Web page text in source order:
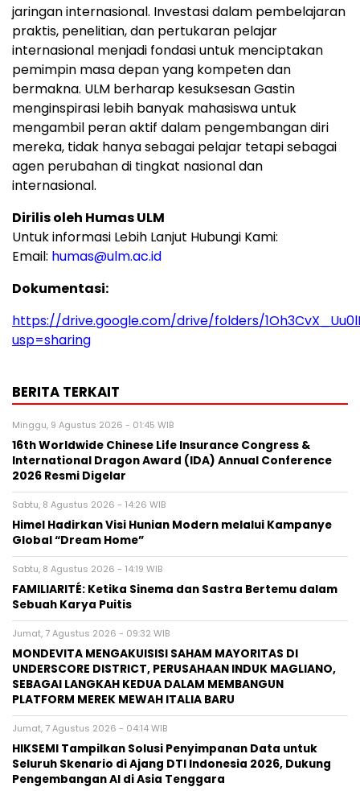
jaringan internasional. Investasi dalam pembelajaran
praktis, penelitian, dan pertukaran pelajar
internasional menjadi fondasi untuk menciptakan
pemimpin masa depan yang kompeten dan
bermakna. ULM berharap kesuksesan Gastin
menginspirasi lebih banyak mahasiswa untuk
mengambil peran aktif dalam pengembangan diri
mereka, tidak hanya sebagai pelajar tetapi sebagai
agen perubahan di tingkat nasional dan
internasional.
Dirilis oleh Humas ULM
Untuk informasi Lebih Lanjut Hubungi Kami:
Email: humas@ulm.ac.id
Dokumentasi:
https://drive.google.com/drive/folders/
usp=sharing
BERITA TERKAIT
Minggu, 9 Agustus 2026 - 01:45 WIB
16th Worldwide Chinese Life Insurance Congress &
International Dragon Award (IDA) Annual Conference
2026 Resmi Digelar
Sabtu, 8 Agustus 2026 - 14:26 WIB
Himel Hadirkan Visi Hunian Modern melalui Kampanye
Global “Dream Home”
Sabtu, 8 Agustus 2026 - 14:19 WIB
FAMILIARITÉ: Ketika Sinema dan Sastra Bertemu dalam
Sebuah Karya Puitis
Jumat, 7 Agustus 2026 - 09:32 WIB
MONDEVITA MENGAKUISISI SAHAM MAYORITAS DI
UNDERSCORE DISTRICT, PERUSAHAAN INDUK MAGLIANO,
SEBAGAI LANGKAH KEDUA DALAM MEMBANGUN
PLATFORM MEREK MEWAH ITALIA BARU
Jumat, 7 Agustus 2026 - 04:14 WIB
HIKSEMI Tampilkan Solusi Penyimpanan Data untuk
Seluruh Skenario di Ajang DTI Indonesia 2026, Dukung
Pengembangan AI di Asia Tenggara